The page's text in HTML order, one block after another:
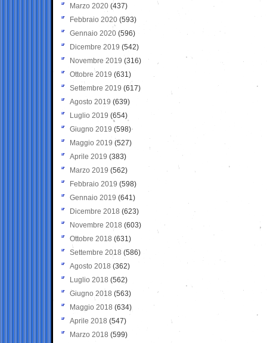
Marzo 2020 (437)
Febbraio 2020 (593)
Gennaio 2020 (596)
Dicembre 2019 (542)
Novembre 2019 (316)
Ottobre 2019 (631)
Settembre 2019 (617)
Agosto 2019 (639)
Luglio 2019 (654)
Giugno 2019 (598)
Maggio 2019 (527)
Aprile 2019 (383)
Marzo 2019 (562)
Febbraio 2019 (598)
Gennaio 2019 (641)
Dicembre 2018 (623)
Novembre 2018 (603)
Ottobre 2018 (631)
Settembre 2018 (586)
Agosto 2018 (362)
Luglio 2018 (562)
Giugno 2018 (563)
Maggio 2018 (634)
Aprile 2018 (547)
Marzo 2018 (599)